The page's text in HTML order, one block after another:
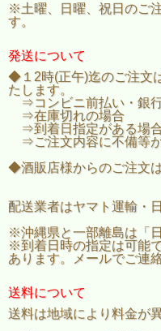
※土曜、日曜、祝日のご
す。
発送について
◆１2時(正午)迄のご注文
たします。
⇒コンビニ前払い・銀
⇒在庫切れの場合
⇒到着日指定がある場
⇒ご注文内容に不備等
◆酒販店様からのご注文
配送業者はヤマト運輸・
※沖縄県と一部離島は「
※到着日時の指定は可能
あります。メールでご連
送料について
送料は地域により料金が